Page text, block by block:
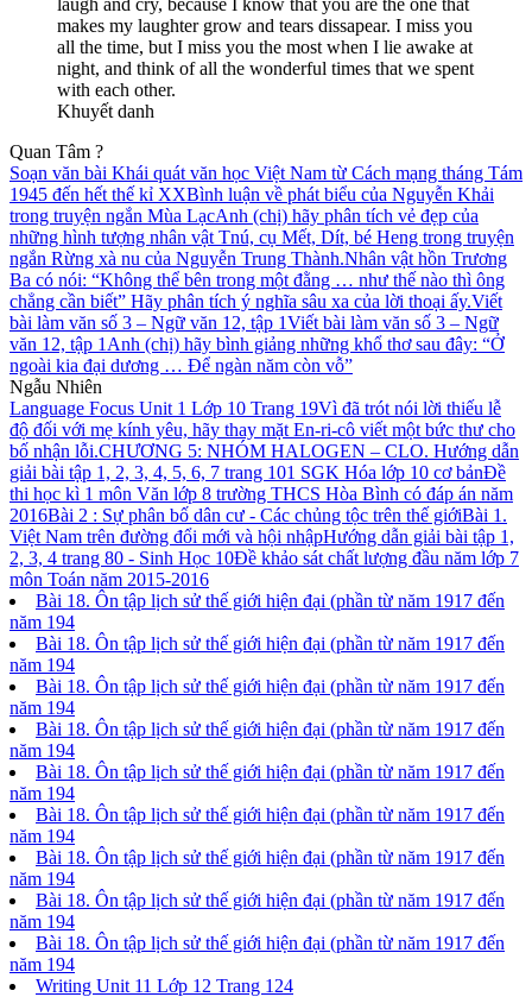
makes my laughter grow and tears dissapear. I miss you
all the time, but I miss you the most when I lie awake at
night, and think of all the wonderful times that we spent
with each other.
Khuyết danh
Quan Tâm ?
Soạn văn bài Khái quát văn học Việt Nam từ Cách mạng tháng Tám
1945 đến hết thế kỉ XXBình luận về phát biểu của Nguyễn Khải
trong truyện ngắn Mùa LạcAnh (chị) hãy phân tích vẻ đẹp của
những hình tượng nhân vật Tnú, cụ Mết, Dít, bé Heng trong truyện
ngắn Rừng xà nu của Nguyễn Trung Thành.Nhân vật hồn Trương
Ba có nói: “Không thể bên trong một đằng … như thế nào thì ông
chẳng cần biết” Hãy phân tích ý nghĩa sâu xa của lời thoại ấy.Viết
bài làm văn số 3 – Ngữ văn 12, tập 1Viết bài làm văn số 3 – Ngữ
văn 12, tập 1 Anh (chị) hãy bình giảng những khổ thơ sau đây: “Ở
ngoài kia đại dương … Để ngàn năm còn vỗ”
Ngẫu Nhiên
Language Focus Unit 1 Lớp 10 Trang 19Vì đã trót nói lời thiếu lễ
độ đối với mẹ kính yêu, hãy thay mặt En-ri-cô viết một bức thư cho
bố nhận lỗi.CHƯƠNG 5: NHÓM HALOGEN – CLO. Hướng dẫn
giải bài tập 1, 2, 3, 4, 5, 6, 7 trang 101 SGK Hóa lớp 10 cơ bảnĐề
thi học kì 1 môn Văn lớp 8 trường THCS Hòa Bình có đáp án năm
2016Bài 2 : Sự phân bố dân cư - Các chủng tộc trên thế giớiBài 1.
Việt Nam trên đường đổi mới và hội nhậpHướng dẫn giải bài tập 1,
2, 3, 4 trang 80 - Sinh Học 10Đề khảo sát chất lượng đầu năm lớp 7
môn Toán năm 2015-2016
Bài 18. Ôn tập lịch sử thế giới hiện đại (phần từ năm 1917 đến
năm 194
Bài 18. Ôn tập lịch sử thế giới hiện đại (phần từ năm 1917 đến
năm 194
Bài 18. Ôn tập lịch sử thế giới hiện đại (phần từ năm 1917 đến
năm 194
Bài 18. Ôn tập lịch sử thế giới hiện đại (phần từ năm 1917 đến
năm 194
Bài 18. Ôn tập lịch sử thế giới hiện đại (phần từ năm 1917 đến
năm 194
Bài 18. Ôn tập lịch sử thế giới hiện đại (phần từ năm 1917 đến
năm 194
Bài 18. Ôn tập lịch sử thế giới hiện đại (phần từ năm 1917 đến
năm 194
Bài 18. Ôn tập lịch sử thế giới hiện đại (phần từ năm 1917 đến
năm 194
Bài 18. Ôn tập lịch sử thế giới hiện đại (phần từ năm 1917 đến
năm 194
Writing Unit 11 Lớp 12 Trang 124